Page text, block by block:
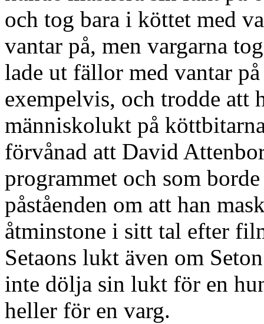
och tog bara i köttet med
vantar på, men vargarna
lade ut fällor med vantar
exempelvis, och trodde att
människolukt på
förvånad att David
programmet och som
påståenden om att han
åtminstone i sitt tal efter
Setaons lukt även om
inte dölja sin lukt för en
heller för en varg.